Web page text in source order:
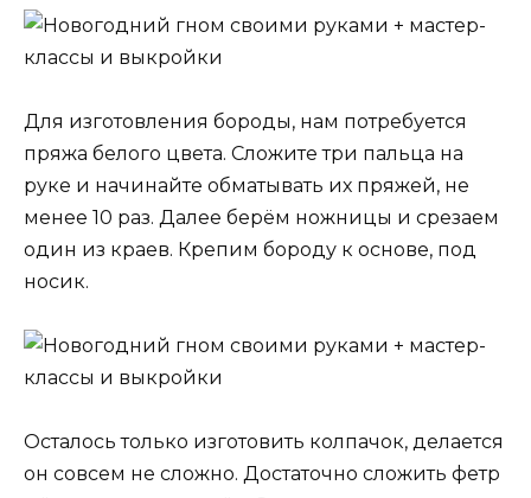
Для изготовления бороды, нам потребуется
пряжа белого цвета. Сложите три пальца на
руке и начинайте обматывать их пряжей, не
менее 10 раз. Далее берём ножницы и срезаем
один из краев. Крепим бороду к основе, под
носик.
Осталось только изготовить колпачок, делается
он совсем не сложно. Достаточно сложить фетр